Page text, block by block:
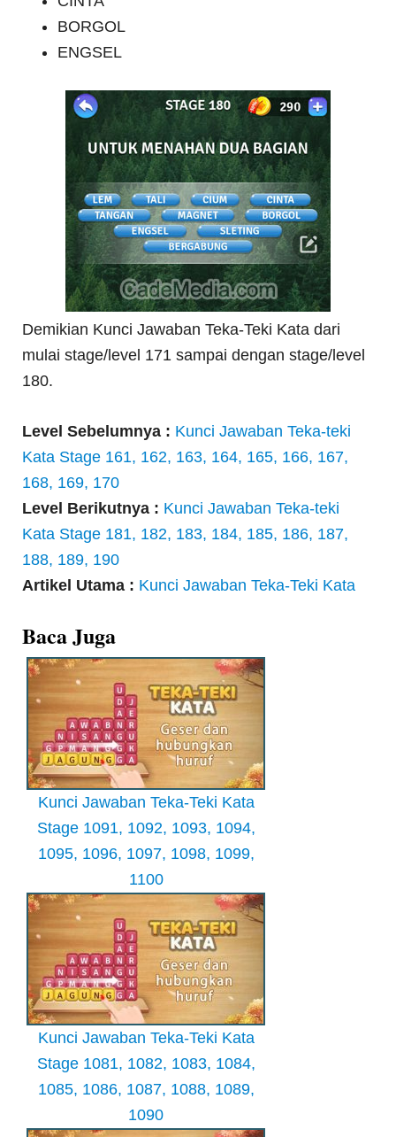
BORGOL
ENGSEL
Demikian Kunci Jawaban Teka-Teki Kata dari
mulai stage/level 171 sampai dengan stage/level
180.
Level Sebelumnya : Kunci Jawaban Teka-teki
Kata Stage 161, 162, 163, 164, 165, 166, 167,
168, 169, 170
Level Berikutnya : Kunci Jawaban Teka-teki
Kata Stage 181, 182, 183, 184, 185, 186, 187,
188, 189, 190
Artikel Utama : Kunci Jawaban Teka-Teki Kata
Baca Juga
Kunci Jawaban Teka-Teki Kata
Stage 1091, 1092, 1093, 1094,
1095, 1096, 1097, 1098, 1099,
1100
Kunci Jawaban Teka-Teki Kata
Stage 1081, 1082, 1083, 1084,
1085, 1086, 1087, 1088, 1089,
1090